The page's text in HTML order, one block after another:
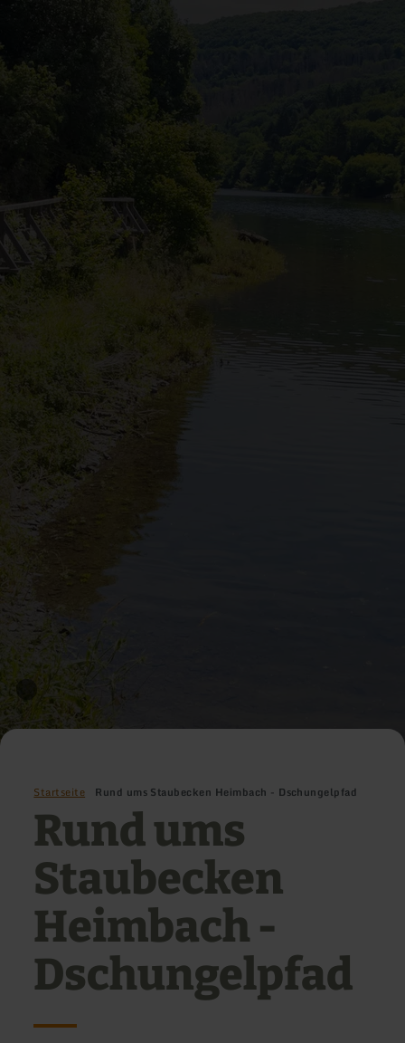
Startseite Rund ums Staubecken Heimbach - Dschungelpfad
Rund ums
Staubecken
Heimbach -
Dschungelpfad